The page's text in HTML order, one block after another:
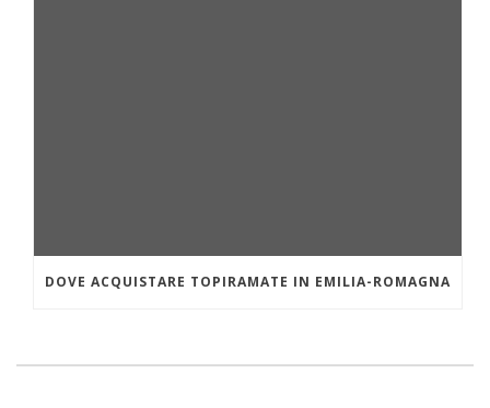
DOVE ACQUISTARE TOPIRAMATE IN EMILIA-ROMAGNA